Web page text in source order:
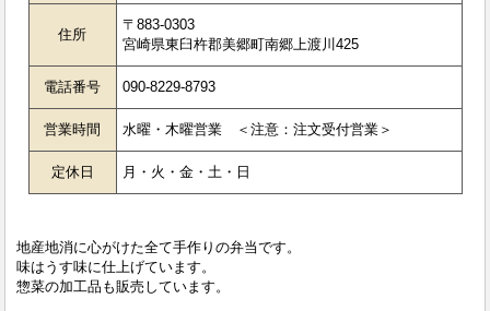
住所
〒883-0303
宮崎県東臼杵郡美郷町南郷上渡川425
電話番号 090-8229-8793
営業時間 水曜・木曜営業 ＜注意：注文受付営業＞
定休日 月・火・金・土・日
地産地消に心がけた全て手作りの弁当です。
味はうす味に仕上げています。
惣菜の加工品も販売しています。